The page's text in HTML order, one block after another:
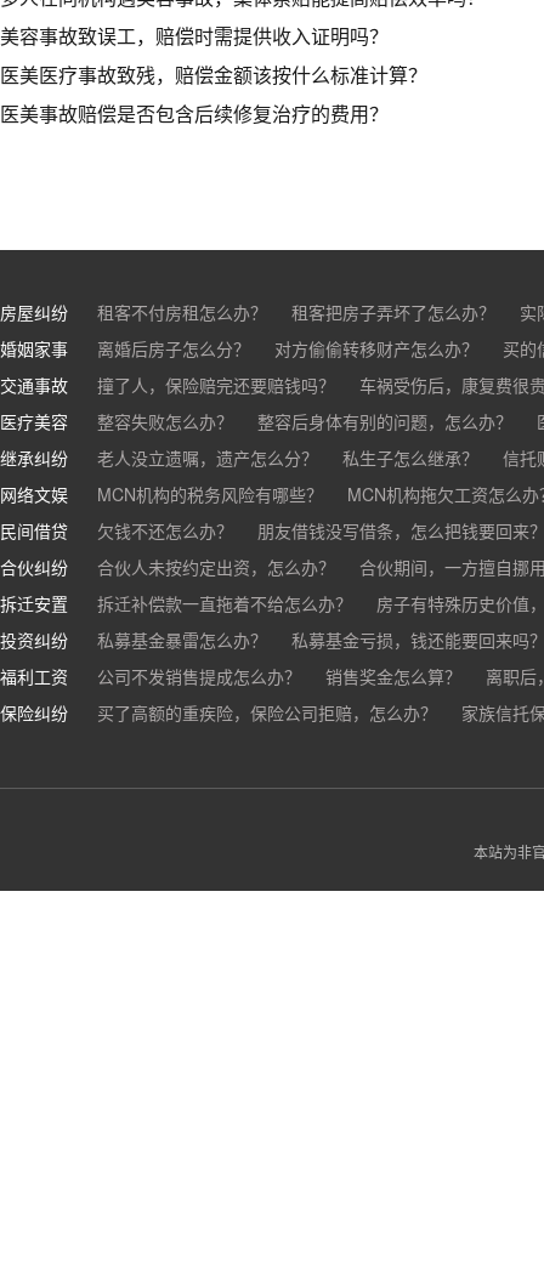
美容事故致误工，赔偿时需提供收入证明吗？​
医美医疗事故致残，赔偿金额该按什么标准计算？
医美事故赔偿是否包含后续修复治疗的费用？
房屋纠纷 租客不付房租怎么办？ 租客把房子弄坏了怎么办？
实
房东不退押金怎么办？
买房的定金能退吗？ 买的房子
婚姻家事 离婚后房子怎么分？ 对方偷偷转移财产怎么办？
买的
离婚了公司股权怎么处理？
离婚后财产怎么分？
交通事故 撞了人，保险赔完还要赔钱吗？
车祸受伤后，康复费很
交通事故中，医保和对方赔偿能同时拿吗？
车祸导致人
医疗美容 整容失败怎么办？ 整容后身体有别的问题，怎么办？
医美机构宣传的与实际结果不符怎么办？
医疗事故怎么
医疗器械出问题，怎么办？
继承纠纷 老人没立遗嘱，遗产怎么分？ 私生子怎么继承？
信托
基金怎么继承？
股票怎么继承？
网络文娱 MCN机构的税务风险有哪些？
MCN机构拖欠工资怎么办
抖音账号归谁？
民间借贷 欠钱不还怎么办？
朋友借钱没写借条，怎么把钱要回来
帮人担保借款，对方不还，我要承担全部责任吗？
合伙纠纷 合伙人未按约定出资，怎么办？
合伙期间，一方擅自挪
和合伙人有矛盾，怎么办？
拆迁安置 拆迁补偿款一直拖着不给怎么办？
房子有特殊历史价值
投资纠纷
私募基金暴雷怎么办？
私募基金亏损，钱还能要回来吗
福利工资
公司不发销售提成怎么办？ 销售奖金怎么算？
离职后
销售目标未完成，公司有权不发提成和奖金吗？
公司变
保险纠纷 买了高额的重疾险，保险公司拒赔，怎么办？
家族信托
本站为非